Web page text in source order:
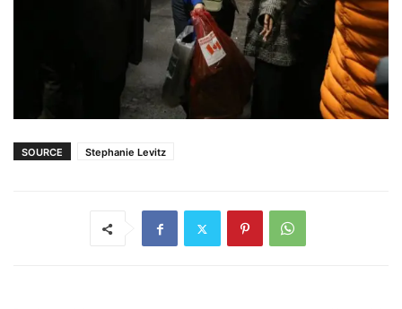
SOURCE Stephanie Levitz